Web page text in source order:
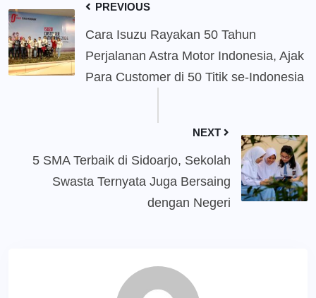
PREVIOUS
Cara Isuzu Rayakan 50 Tahun
Perjalanan Astra Motor Indonesia, Ajak
Para Customer di 50 Titik se-Indonesia
NEXT
5 SMA Terbaik di Sidoarjo, Sekolah
Swasta Ternyata Juga Bersaing
dengan Negeri